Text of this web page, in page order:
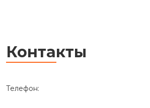
Контакты
Телефон: